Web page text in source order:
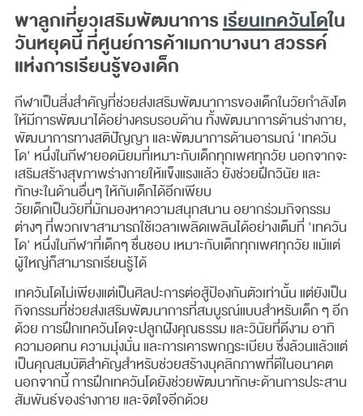
พาลูกเที่ยวเสริมพัฒนาการเรียนเทควันโดใน
วันหยุดนี้ ที่ศูนย์การค้าเมกาบางนา สวรรค์
แห่งการเรียนรู้ของเด็ก
กีฬาเป็นสิ่งสำคัญที่ช่วยส่งเสริมพัฒนาการของเด็กในวัยกำลังโต
ให้มีการพัฒนาได้อย่างครบรอบด้าน ทั้งพัฒนาการด้านร่างกาย,
พัฒนาการทางสติปัญญา และพัฒนาการด้านอารมณ์ 'เทควัน
โด' หนึ่งในกีฬายอดนิยมที่เหมาะกับเด็กทุกเพศทุกวัย นอกจากจะ
เสริมสร้างสุขภาพร่างกายให้แข็งแรงแล้ว ยังช่วยฝึกวินัย และ
ทักษะในด้านอื่นๆ ให้กับเด็กได้อีกเพียบ
วัยเด็กเป็นวัยที่มักมองหาความสนุกสนาน อยากร่วมกิจกรรม
ต่างๆ ที่พวกเขาสามารถใช้เวลาเพลิดเพลินได้อย่างเต็มที่ 'เทควัน
โด' หนึ่งในกีฬาที่เด็กๆ ชื่นชอบ เหมาะกับเด็กทุกเพศทุกวัย แม้แต่
ผู้ใหญ่ก็สามารถเรียนรู้ได้
เทควันโดไม่เพียงแต่เป็นศิลปะการต่อสู้ป้องกันตัวเท่านั้น แต่ยังเป็น
กิจกรรมที่ช่วยส่งเสริมพัฒนาการที่สมบูรณ์แบบสำหรับเด็ก ๆ อีก
ด้วย การฝึกเทควันโดจะปลูกฝังคุณธรรม และวินัยที่ดีงาม อาทิ
ความอดทน ความมุ่งมั่น และการเคารพกฎระเบียบ ซึ่งล้วนแล้วแต่
เป็นคุณสมบัติสำคัญสำหรับช่วยสร้างบุคลิกภาพที่ดีในอนาคต
นอกจากนี้ การฝึกเทควันโดยังช่วยพัฒนาทักษะด้านการประสาน
สัมพันธ์ของร่างกาย และจิตใจอีกด้วย